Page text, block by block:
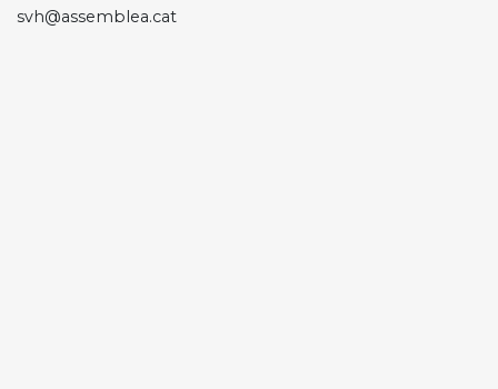
svh@assemblea.cat